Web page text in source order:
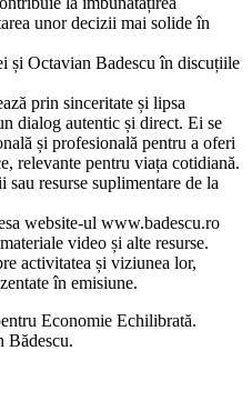
unor decizii mai solide în
și Octavian Badescu în discuțiile
prin sinceritate și lipsa
dialog autentic și direct. Ei se
și profesională pentru a oferi
relevante pentru viața cotidiană.
resurse suplimentare de la
website-ul www.badescu.ro
video și alte resurse.
activitatea și viziunea lor,
în emisiune.
Economie Echilibrată.
Bădescu.